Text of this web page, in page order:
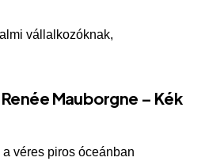
vállalkozóknak,
Mauborgne – Kék
véres piros óceánban